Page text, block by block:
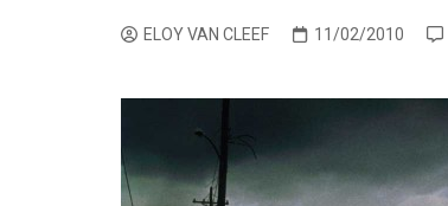
CINE ORIENTAL
ÉPOCA
ELOY VAN CLEEF 11/02/2010